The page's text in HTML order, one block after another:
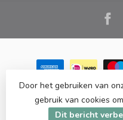
© Copyright 2026 Marc
kookwinkel in Elst |-
by
Door het gebruiken van
gebruik van cookies
Dit bericht